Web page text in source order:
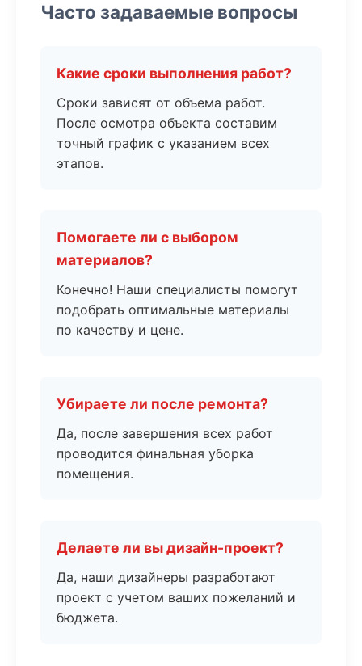
Часто задаваемые вопросы
Какие сроки выполнения работ?
Сроки зависят от объема работ.
После осмотра объекта составим
точный график с указанием всех
этапов.
Помогаете ли с выбором
материалов?
Конечно! Наши специалисты помогут
подобрать оптимальные материалы
по качеству и цене.
Убираете ли после ремонта?
Да, после завершения всех работ
проводится финальная уборка
помещения.
Делаете ли вы дизайн-проект?
Да, наши дизайнеры разработают
проект с учетом ваших пожеланий и
бюджета.